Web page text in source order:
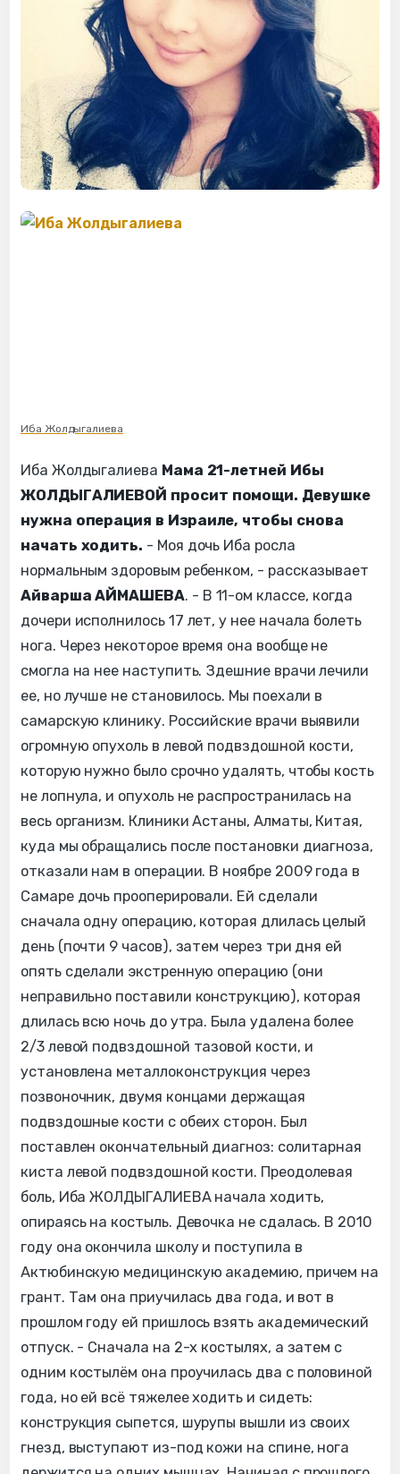
Иба Жолдыгалиева
Иба Жолдыгалиева Мама 21-летней Ибы
ЖОЛДЫГАЛИЕВОЙ просит помощи. Девушке
нужна операция в Израиле, чтобы снова
начать ходить. - Моя дочь Иба росла
нормальным здоровым ребенком, - рассказывает
Айварша АЙМАШЕВА. - В 11-ом классе, когда
дочери исполнилось 17 лет, у нее начала болеть
нога. Через некоторое время она вообще не
смогла на нее наступить. Здешние врачи лечили
ее, но лучше не становилось. Мы поехали в
самарскую клинику. Российские врачи выявили
огромную опухоль в левой подвздошной кости,
которую нужно было срочно удалять, чтобы кость
не лопнула, и опухоль не распространилась на
весь организм. Клиники Астаны, Алматы, Китая,
куда мы обращались после постановки диагноза,
отказали нам в операции. В ноябре 2009 года в
Самаре дочь прооперировали. Ей сделали
сначала одну операцию, которая длилась целый
день (почти 9 часов), затем через три дня ей
опять сделали экстренную операцию (они
неправильно поставили конструкцию), которая
длилась всю ночь до утра. Была удалена более
2/3 левой подвздошной тазовой кости, и
установлена металлоконструкция через
позвоночник, двумя концами держащая
подвздошные кости с обеих сторон. Был
поставлен окончательный диагноз: солитарная
киста левой подвздошной кости. Преодолевая
боль, Иба ЖОЛДЫГАЛИЕВА начала ходить,
опираясь на костыль. Девочка не сдалась. В 2010
году она окончила школу и поступила в
Актюбинскую медицинскую академию, причем на
грант. Там она приучилась два года, и вот в
прошлом году ей пришлось взять академический
отпуск. - Сначала на 2-х костылях, а затем с
одним костылём она проучилась два с половиной
года, но ей всё тяжелее ходить и сидеть:
конструкция сыпется, шурупы вышли из своих
гнезд, выступают из-под кожи на спине, нога